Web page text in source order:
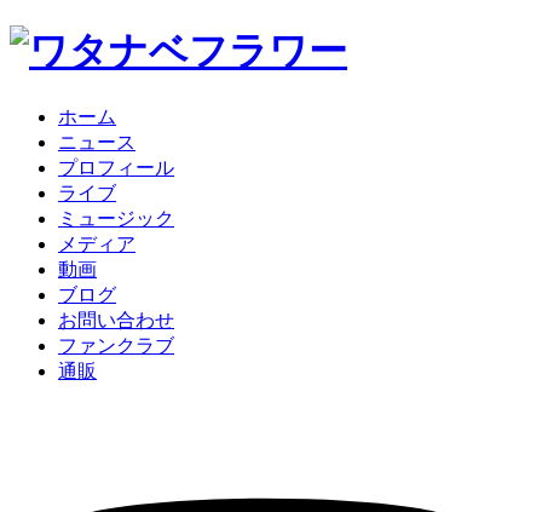
ホーム
ニュース
プロフィール
ライブ
ミュージック
メディア
動画
ブログ
お問い合わせ
ファンクラブ
通販